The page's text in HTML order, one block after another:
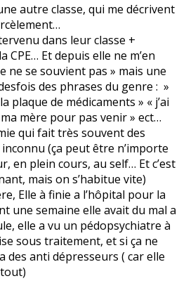
autre classe, qui me décrivent
dans leur classe +
CPE… Et depuis elle ne m’en
ne se souvient pas » mais une
des phrases du genre : »
plaque de médicaments » « j’ai
mère pour pas venir » ect…
qui fait très souvent des
(ça peut être n’importe
en plein cours, au self… Et c’est
mais on s’habitue vite)
Elle à finie a l’hôpital pour la
une semaine elle avait du mal a
elle a vu un pédopsychiatre à
sous traitement, et si ça ne
des anti dépresseurs ( car elle